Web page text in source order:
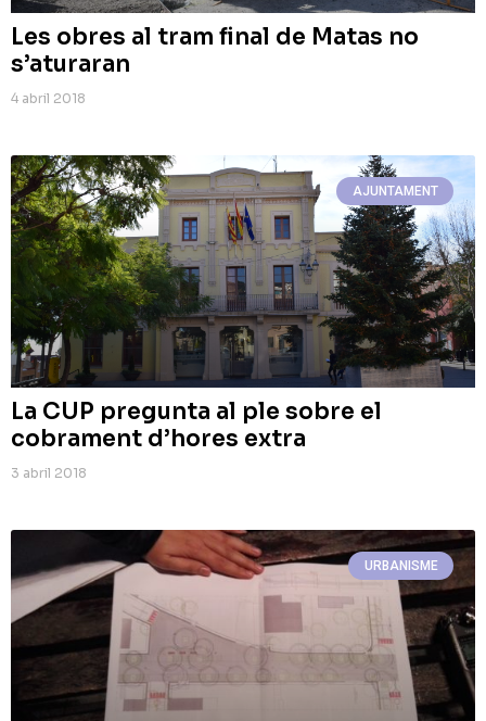
Les obres al tram final de Matas no
s’aturaran
4 abril 2018
AJUNTAMENT
La CUP pregunta al ple sobre el
cobrament d’hores extra
3 abril 2018
URBANISME